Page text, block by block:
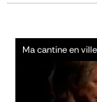
Ma cantine en ville